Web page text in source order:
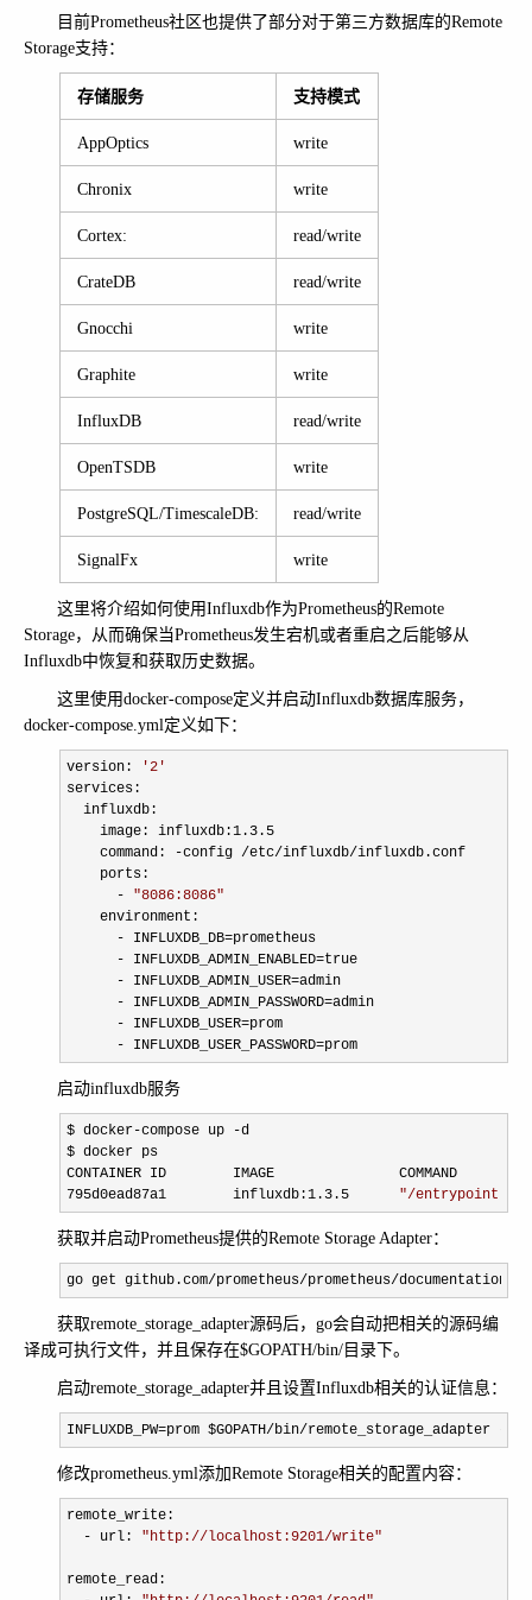
目前Prometheus社区也提供了部分对于第三方数据库的Remote
Storage支持：
存储服务 支持模式
AppOptics write
Chronix write
Cortex: read/write
CrateDB read/write
Gnocchi write
Graphite write
InfluxDB read/write
OpenTSDB write
PostgreSQL/TimescaleDB: read/write
SignalFx write
这里将介绍如何使用Influxdb作为Prometheus的Remote
Storage，从而确保当Prometheus发生宕机或者重启之后能够从
Influxdb中恢复和获取历史数据。
这里使用docker-compose定义并启动Influxdb数据库服务，
docker-compose.yml定义如下：
version: '2 '
services:
  influxdb:
    image: influxdb:
1.3.5
    command:
-config /etc/influxdb/influxdb.conf
    ports:
- "8086:8086"
    environment:
- INFLUXDB_DB=prometheus
- INFLUXDB_ADMIN_ENABLED=true
- INFLUXDB_ADMIN_USER=admin
- INFLUXDB_ADMIN_PASSWORD=admin
- INFLUXDB_USER=prom
- INFLUXDB_USER_PASSWORD=prom
启动influxdb服务
$ docker-compose up -d
$ docker ps
CONTAINER ID        IMAGE               COMMAND
795d0ead87a1        influxdb:1.3.5 "/
获取并启动Prometheus提供的Remote Storage Adapter：
go get github.com/prometheus/prometheus/documentation/
获取remote_storage_adapter源码后，go会自动把相关的源码编
译成可执行文件，并且保存在$GOPATH/bin/目录下。
启动remote_storage_adapter并且设置Influxdb相关的认证信息：
INFLUXDB_PW=prom $GOPATH/bin/
修改prometheus.yml添加Remote Storage相关的配置内容：
remote_write:
- url: " http://localhost:9201/write"
remote_read: